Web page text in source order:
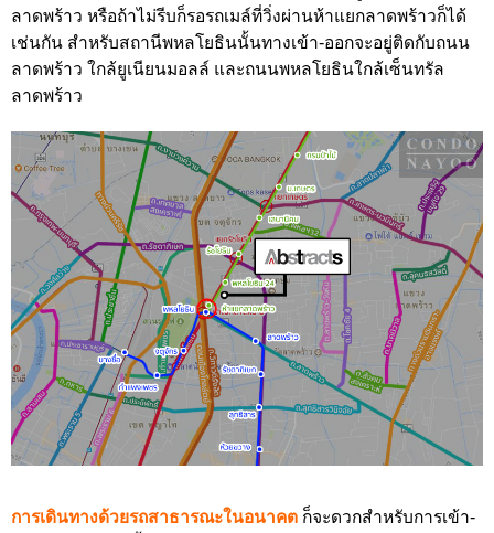
ลาดพร้าว หรือถ้าไม่รีบก็รอรถเมล์ที่วิ่งผ่านห้าแยกลาดพร้าวก็ได้
เช่นกัน สำหรับสถานีพหลโยธินนั้นทางเข้า-ออกจะอยู่ติดกับถนน
ลาดพร้าว ใกล้ยูเนียนมอลล์ และถนนพหลโยธินใกล้เซ็นทรัล
ลาดพร้าว
การเดินทางด้วยรถสาธารณะในอนาคต ก็จะดวกสำหรับการเข้า-